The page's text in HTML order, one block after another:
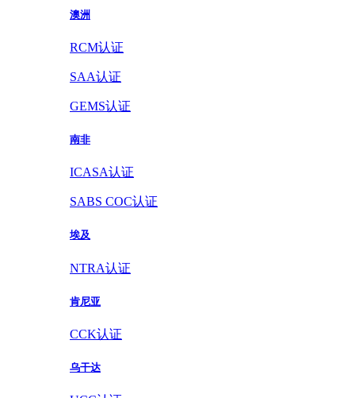
澳洲
RCM认证
SAA认证
GEMS认证
南非
ICASA认证
SABS COC认证
埃及
NTRA认证
肯尼亚
CCK认证
乌干达